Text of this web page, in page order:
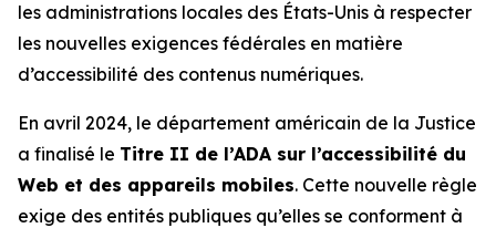
les administrations locales des États-Unis à respecter
les nouvelles exigences fédérales en matière
d’accessibilité des contenus numériques.
En avril 2024, le département américain de la Justice
a finalisé le Titre II de l’ADA sur l’accessibilité du
Web et des appareils mobiles. Cette nouvelle règle
exige des entités publiques qu’elles se conforment à